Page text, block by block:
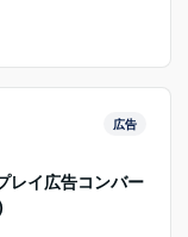
広告
レイ広告コンバー